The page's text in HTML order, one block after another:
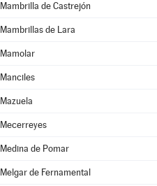
Mambrilla de Castrejón
Mambrillas de Lara
Mamolar
Manciles
Mazuela
Mecerreyes
Medina de Pomar
Melgar de Fernamental